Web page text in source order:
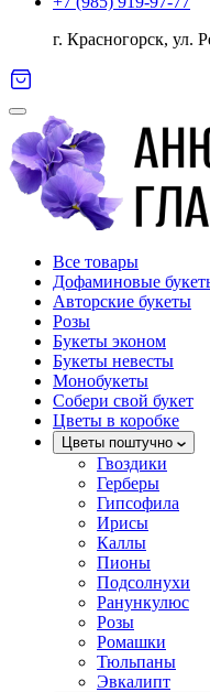
г. Красногорск, ул.
Все товары
Дофаминовые
Авторские букеты
Розы
Букеты эконом
Букеты невесты
Монобукеты
Собери свой букет
Цветы в коробке
Цветы поштучно
Гвоздики
Герберы
Гипсофила
Ирисы
Каллы
Пионы
Подсолнухи
Ранункулюс
Розы
Ромашки
Тюльпаны
Эвкалипт